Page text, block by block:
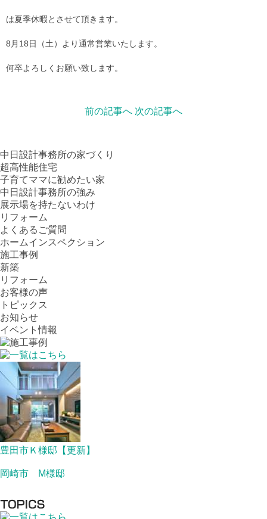
は夏季休暇とさせて頂きます。
8月18日（土）より通常営業いたします。
何卒よろしくお願い致します。
前の記事へ 次の記事へ
中日設計事務所の家づくり
超高性能住宅
子育てママに勧めたい家
中日設計事務所の強み
展示場を持たないわけ
リフォーム
よくあるご質問
ホームインスペクション
施工事例
新築
リフォーム
お客様の声
トピックス
お知らせ
イベント情報
豊田市Ｋ様邸【更新】
岡崎市 M様邸